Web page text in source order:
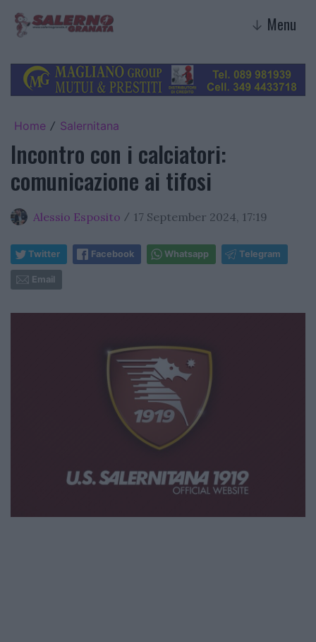
↓ Menu
Home / Salernitana
Incontro con i calciatori:
comunicazione ai tifosi
Alessio Esposito / 17 September 2024, 17:19
Twitter Facebook Whatsapp Telegram
Email